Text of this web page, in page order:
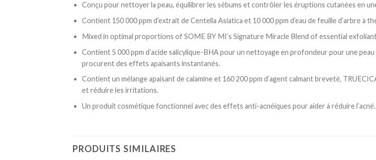
Conçu pour nettoyer la peau, équilibrer les sébums et contrôler les éruptions cutanées en
Contient 150 000 ppm d’extrait de Centella Asiatica et 10 000 ppm d’eau de feuille d’arbre à
Mixed in optimal proportions of SOME BY MI’s Signature Miracle Blend of essential
Contient 5 000 ppm d’acide salicylique-BHA pour un nettoyage en profondeur pour une
procurent des effets apaisants instantanés.
Contient un mélange apaisant de calamine et 160 200 ppm d’agent calmant breveté,
et réduire les irritations.
Un produit cosmétique fonctionnel avec des effets anti-acnéiques pour aider à réduire l’acné.
PRODUITS SIMILAIRES